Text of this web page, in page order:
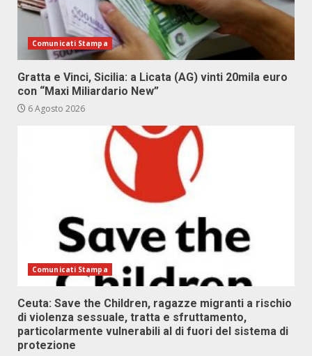
Comunicati Stampa
Gratta e Vinci, Sicilia: a Licata (AG) vinti 20mila euro
con “Maxi Miliardario New”
6 Agosto 2026
Comunicati Stampa
Ceuta: Save the Children, ragazze migranti a rischio
di violenza sessuale, tratta e sfruttamento,
particolarmente vulnerabili al di fuori del sistema di
protezione